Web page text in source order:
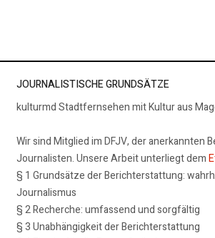
Hitze- und Dürrephasen
JOURNALISTISCHE GRUNDSÄTZE
kulturmd Stadtfernsehen mit Kultur aus
Wir sind Mitglied im DFJV, der
Journalisten. Unsere Arbeit unterliegt dem
§ 1 Grundsätze der Berichterstattung:
Journalismus
§ 2 Recherche: umfassend und sorgfältig
§ 3 Unabhängigkeit der Berichterstattung